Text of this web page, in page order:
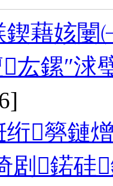
藉姟闄
厷鏍″浗
簩鏈
剧鍩硅